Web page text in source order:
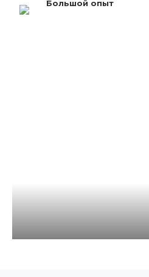
Большой опыт